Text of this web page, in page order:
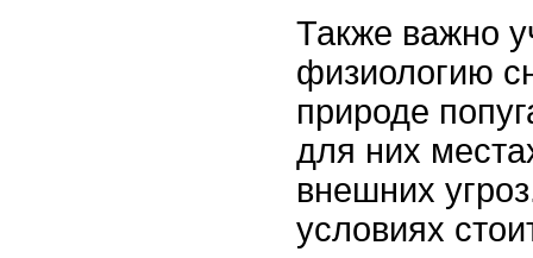
Также важно
физиологию
природе
для них
внешних
условиях